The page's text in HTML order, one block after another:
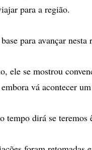
para a região.
para avançar
ele se mostrou
vá acontecer
tempo dirá se teremos